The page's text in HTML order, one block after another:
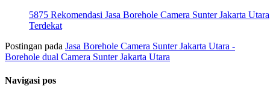
5875 Rekomendasi Jasa Borehole Camera Sunter Jakarta Utara
Terdekat
Postingan pada Jasa Borehole Camera Sunter Jakarta Utara -
Borehole dual Camera Sunter Jakarta Utara
Navigasi pos